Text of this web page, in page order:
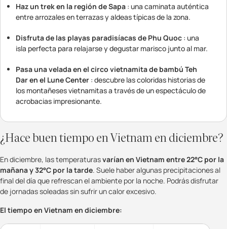
Haz un trek en la región de Sapa : una caminata auténtica
entre arrozales en terrazas y aldeas típicas de la zona.​
Disfruta de las playas paradisíacas de Phu Quoc : una
isla perfecta para relajarse y degustar marisco junto al mar.
Pasa una velada en el circo vietnamita de bambú Teh
Dar en el Lune Center : descubre las coloridas historias de
los montañeses vietnamitas a través de un espectáculo de
acrobacias impresionante.
¿Hace buen tiempo en Vietnam en diciembre?
En diciembre, las temperaturasvarían en Vietnam entre 22°C por la
mañana y 32°C por la tarde. Suele haber algunas precipitaciones al
final del día que refrescan el ambiente por la noche. Podrás disfrutar
de jornadas soleadas sin sufrir un calor excesivo.
El tiempo en Vietnam en diciembre: